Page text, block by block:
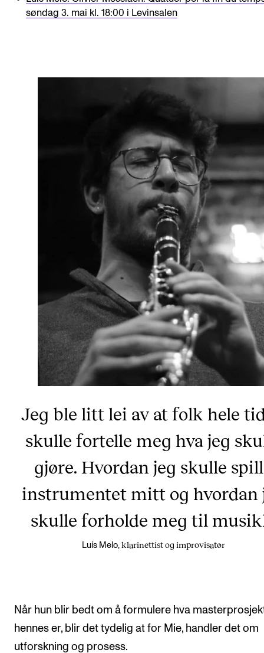
søndag 3. mai kl. 18:00 i Levinsalen
Jeg ble litt lei av at folk hele
skulle fortelle meg hva jeg
gjøre. Hvordan jeg skulle
instrumentet mitt og hvordan
skulle forholde meg til
Luís Melo, klarinettist og improvisatør
Når hun blir bedt om å formulere hva
hennes er, blir det tydelig at for Mie, handler det om
utforskning og prosess.